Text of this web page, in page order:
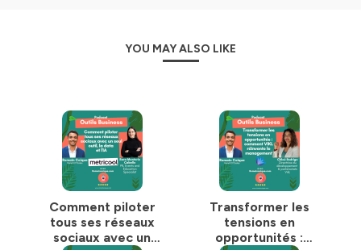
YOU MAY ALSO LIKE
Comment piloter
tous ses réseaux
sociaux avec un
Transformer les
tensions en
opportunités :